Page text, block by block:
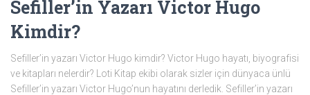
Sefiller’in Yazarı Victor Hugo
Kimdir?
Sefiller’in yazarı Victor Hugo kimdir? Victor Hugo hayatı, biyografisi
ve kitapları nelerdir? Loti Kitap ekibi olarak sizler için dünyaca ünlü
Sefiller’in yazarı Victor Hugo’nun hayatını derledik. Sefiller’in yazarı